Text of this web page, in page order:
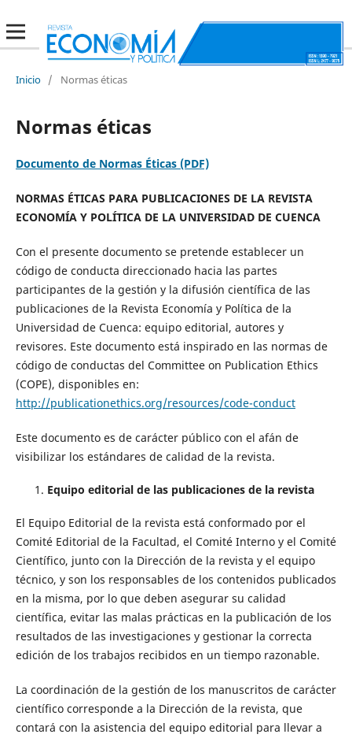
Inicio / Normas éticas
Normas éticas
Documento de Normas Éticas (PDF)
NORMAS ÉTICAS PARA PUBLICACIONES DE LA REVISTA
ECONOMÍA Y POLÍTICA DE LA UNIVERSIDAD DE CUENCA
Con el presente documento se pretende establecer un
código de conducta direccionado hacia las partes
participantes de la gestión y la difusión científica de las
publicaciones de la Revista Economía y Política de la
Universidad de Cuenca: equipo editorial, autores y
revisores. Este documento está inspirado en las normas de
código de conductas del Committee on Publication Ethics
(COPE), disponibles en:
http://publicationethics.org/resources/code-conduct
Este documento es de carácter público con el afán de
visibilizar los estándares de calidad de la revista.
Equipo editorial de las publicaciones de la revista
El Equipo Editorial de la revista está conformado por el
Comité Editorial de la Facultad, el Comité Interno y el Comité
Científico, junto con la Dirección de la revista y el equipo
técnico, y son los responsables de los contenidos publicados
en la misma, por lo que deben asegurar su calidad
científica, evitar las malas prácticas en la publicación de los
resultados de las investigaciones y gestionar la correcta
edición de los trabajos recibidos en un tiempo razonable.
La coordinación de la gestión de los manuscritos de carácter
científico corresponde a la Dirección de la revista, que
contará con la asistencia del equipo editorial para llevar a